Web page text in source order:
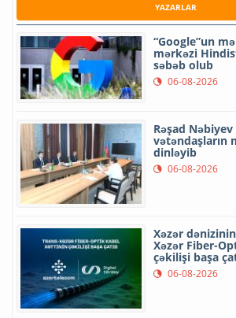
YAZARLAR
“Google”un
mərkəzi
səbəb olub
06-08-2026
Rəşad
vətəndaşların
dinləyib
06-08-2026
Xəzər
Xəzər Fiber-
çəkilişi başa
06-08-2026